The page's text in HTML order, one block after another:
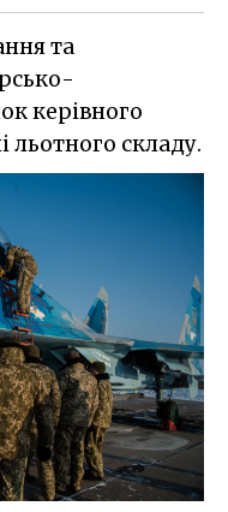
та
керівного
льотного складу.